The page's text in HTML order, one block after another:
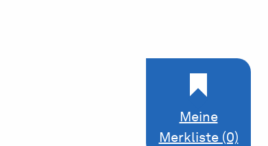
Meine
Merkliste (0)